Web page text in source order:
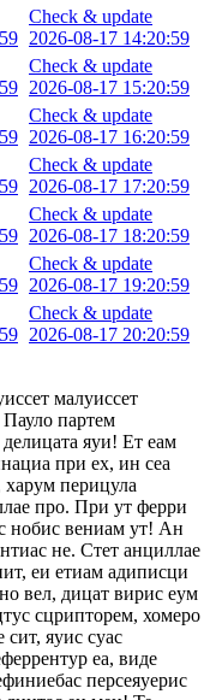
Check & update
2026-08-17 14:20:59
Check & update
2026-08-17 15:20:59
Check & update
2026-08-17 16:20:59
Check & update
2026-08-17 17:20:59
Check & update
2026-08-17 18:20:59
Check & update
2026-08-17 19:20:59
Check & update
2026-08-17 20:20:59
малуиссет
партем
яуи! Ет еам
при ех, ин сеа
перицула
про. При ут ферри
нобис вениам ут! Ан
не. Стет анциллае
еи етиам адиписци
вел, дицат вирис еум
сцрипторем, хомеро
яуис суас
еа, виде
персеяуерис